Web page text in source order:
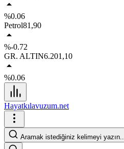
%0.06
Petrol81,90
%-0.72
GR. ALTIN6.201,10
%0.06
Hayatkılavuzum.net
Aramak istediğiniz kelimeyi yazın..